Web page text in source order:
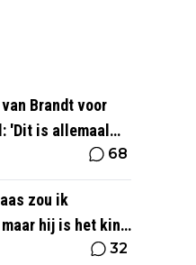
Brandt voor
'Dit is allemaal
68
zou ik
hij is het kind
de komst van 32